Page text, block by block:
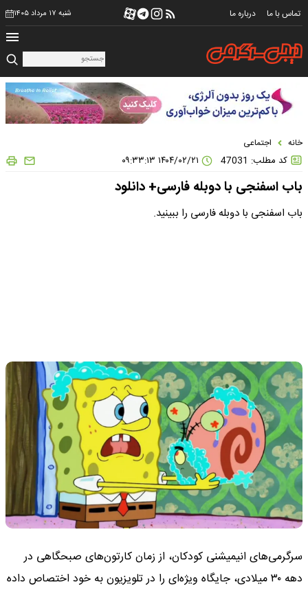
تماس با ما درباره ما شنبه ۱۷ مرداد ۱۴۰۵
خانه اجتماعی
کد مطلب: 47031
باب اسفنجی با دوبله فارسی+ دانلود
باب اسفنجی با دوبله فارسی را ببینید.
سرگرمی‌های انیمیشنی کودکان، از زمان کارتون‌های صبحگاهی در
دهه ۳۰ میلادی، جایگاه ویژه‌ای را در تلویزیون به خود اختصاص داده